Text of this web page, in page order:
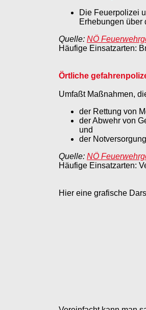
Die Feuerpolizei
Erhebungen über
Quelle: NÖ
Häufige Einsatzarten:
Örtliche
Umfaßt Maßnahmen,
der Rettung von
der Abwehr von
und
der
Quelle: NÖ
Häufige Einsatzarten:
Hier eine grafische